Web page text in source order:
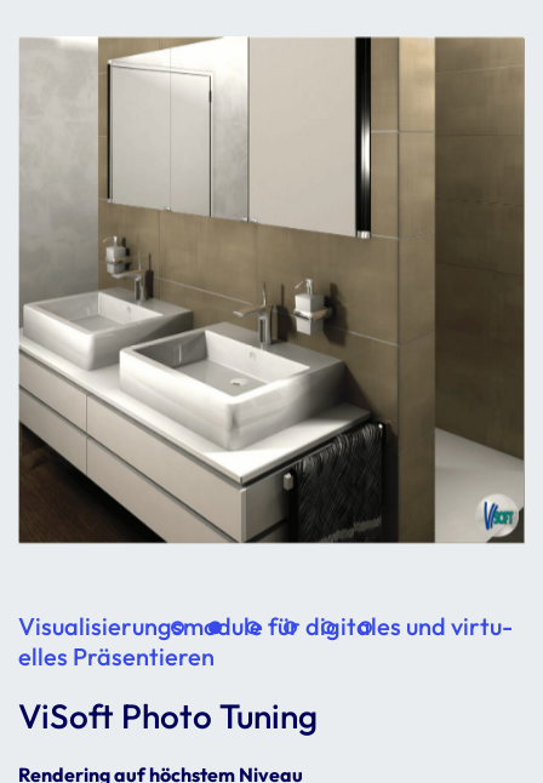
Visua­li­sie­rungs­mo­dule für digi­tales und virtu­
elles Präsen­tieren
ViSoft Photo Tuning
Rende­ring auf höch­stem Niveau